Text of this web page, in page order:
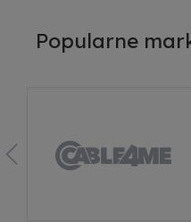
Popularne
Zezwalaj na reklamy